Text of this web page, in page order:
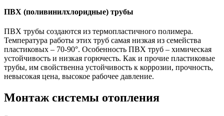
ПВХ (поливинилхлоридные) трубы
ПВХ трубы создаются из термопластичного полимера.
Температура работы этих труб самая низкая из семейства
пластиковых – 70-90°. Особенность ПВХ труб – химическая
устойчивость и низкая горючесть. Как и прочие пластиковые
трубы, им свойственна устойчивость к коррозии, прочность,
невысокая цена, высокое рабочее давление.
Монтаж системы отопления